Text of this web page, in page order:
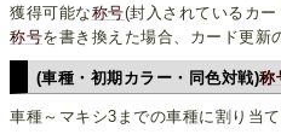
獲得可能な称号(封入されているカー
称号を書き換えた場合、カード更新
(車種・初期カラー・同色対戦)称
車種～マキシ3までの車種に割り当